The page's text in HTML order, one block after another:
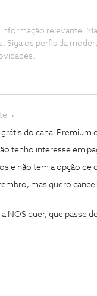
relevante.
Siga os perfis da
do canal Premium
tenho interesse em
e não tem a opção de
mas quero
NOS quer, que passe